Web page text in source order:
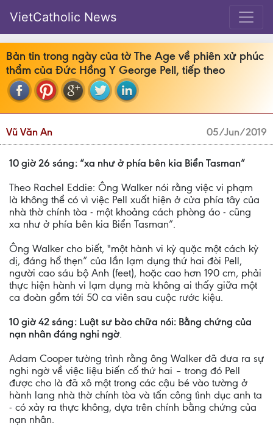
VietCatholic News
Bản tin trong ngày của tờ The Age về phiên xử phúc
thẩm của Đức Hồng Y George Pell, tiếp theo
Vũ Văn An 05/Jun/2019
10 giờ 26 sáng: “xa như ở phía bên kia Biển Tasman”
Theo Rachel Eddie: Ông Walker nói rằng việc vi phạm
là không thể có vì việc Pell xuất hiện ở cửa phía tây của
nhà thờ chính tòa - một khoảng cách phòng áo - cũng
xa như ở phía bên kia Biển Tasman”.
Ông Walker cho biết, "một hành vi kỳ quặc một cách kỳ
dị, đáng hổ thẹn” của lần lạm dụng thứ hai đòi Pell,
người cao sáu bộ Anh (feet), hoặc cao hơn 190 cm, phải
thực hiện hành vi lạm dụng mà không ai thấy giữa một
ca đoàn gồm tới 50 ca viên sau cuộc rước kiệu.
10 giờ 42 sáng: Luật sư bào chữa nói: Bằng chứng của
nạn nhân đáng nghi ngờ.
Adam Cooper tường trình rằng ông Walker đã đưa ra sự
nghi ngờ về việc liệu biến cố thứ hai – trong đó Pell
được cho là đã xô một trong các cậu bé vào tường ở
hành lang nhà thờ chính tòa và tấn công tình dục anh ta
- có xảy ra thực không, dựa trên chính bằng chứng của
nạn nhân.